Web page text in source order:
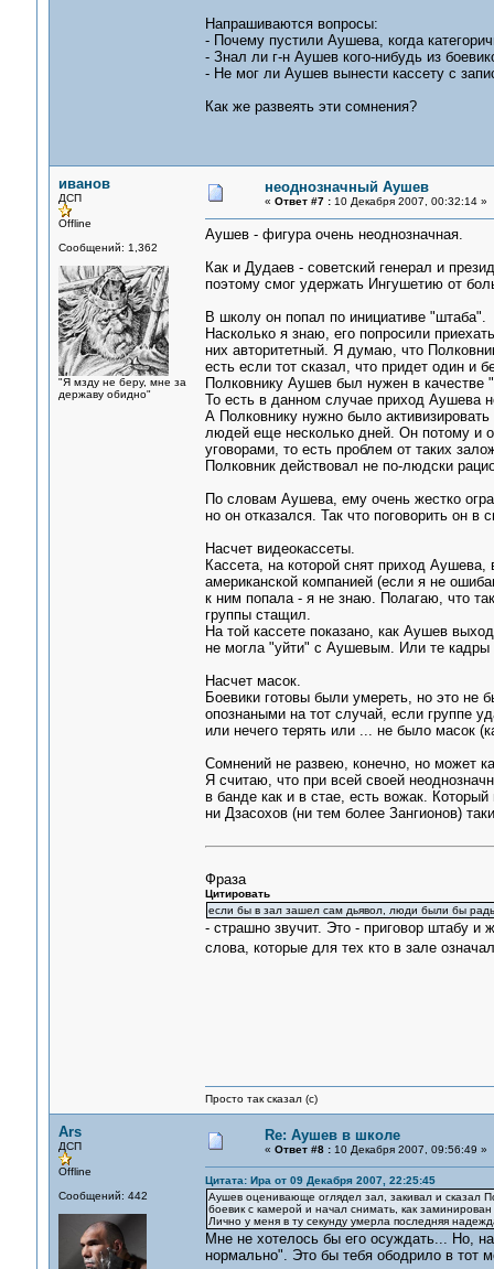
Напрашиваются вопросы:
- Почему пустили Аушева, когда
- Знал ли г-н Аушев кого-нибудь из
- Не мог ли Аушев вынести кассету с
Как же развеять эти сомнения?
иванов
ДСП
Offline
Сообщений: 1,362
"Я мзду не беру, мне за
державу обидно"
неоднозначный Аушев
« Ответ #7 :10 Декабря 2007, 00:32:14 »
Аушев - фигура очень неоднозначная.
Как и Дудаев - советский генерал и
поэтому смог удержать Ингушетию от
В школу он попал по инициативе "штаба".
Насколько я знаю, его попросили
них авторитетный. Я думаю, что
есть если тот сказал, что придет один и
Полковнику Аушев был нужен в качестве
То есть в данном случае приход Аушева
А Полковнику нужно было
людей еще несколько дней. Он потому и
уговорами, то есть проблем от таких
Полковник действовал не по-людски
По словам Аушева, ему очень жестко
но он отказался. Так что поговорить он в
Насчет видеокассеты.
Кассета, на которой снят приход
американской компанией (если я не
к ним попала - я не знаю. Полагаю, что
группы стащил.
На той кассете показано, как Аушев
не могла "уйти" с Аушевым. Или те кадры
Насчет масок.
Боевики готовы были умереть, но это не
опознаными на тот случай, если группе
или нечего терять или ... не было масок
Сомнений не развею, конечно, но может
Я считаю, что при всей своей
в банде как и в стае, есть вожак.
ни Дзасохов (ни тем более Зангионов)
Фраза
Цитировать
если бы в зал зашел сам дьявол, люди были бы
- страшно звучит. Это - приговор штабу и
слова, которые для тех кто в зале
Просто так сказал (с)
Ars
ДСП
Offline
Сообщений: 442
Re: Аушев в школе
« Ответ #8 :10 Декабря 2007, 09:56:49 »
Цитата: Ира от 09 Декабря 2007, 22:25:45
Аушев оценивающе оглядел зал, закивал и сказал
боевик с камерой и начал снимать, как
Лично у меня в ту секунду умерла последняя
Мне не хотелось бы его осуждать... Но,
нормально". Это бы тебя ободрило в тот